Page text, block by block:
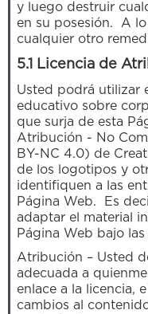
y luego destruir
en su posesión. A
cualquier otro
5.1 Licencia de
Usted podrá utilizar
educativo sobre
que surja de esta
Atribución - No
BY-NC 4.0) de
de los logotipos y
identifiquen a las
Página Web. Es
adaptar el material
Página Web bajo
Atribución – Usted
adecuada a
enlace a la licencia,
cambios al